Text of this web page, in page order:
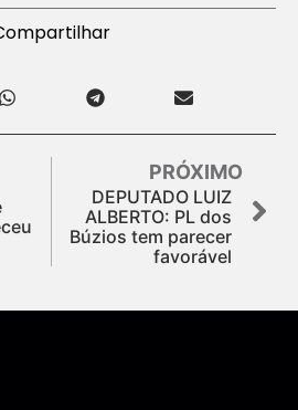
PRÓXIMO
DEPUTADO LUIZ
ALBERTO: PL dos
Búzios tem parecer
favorável